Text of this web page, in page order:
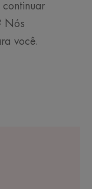
Nós
você.